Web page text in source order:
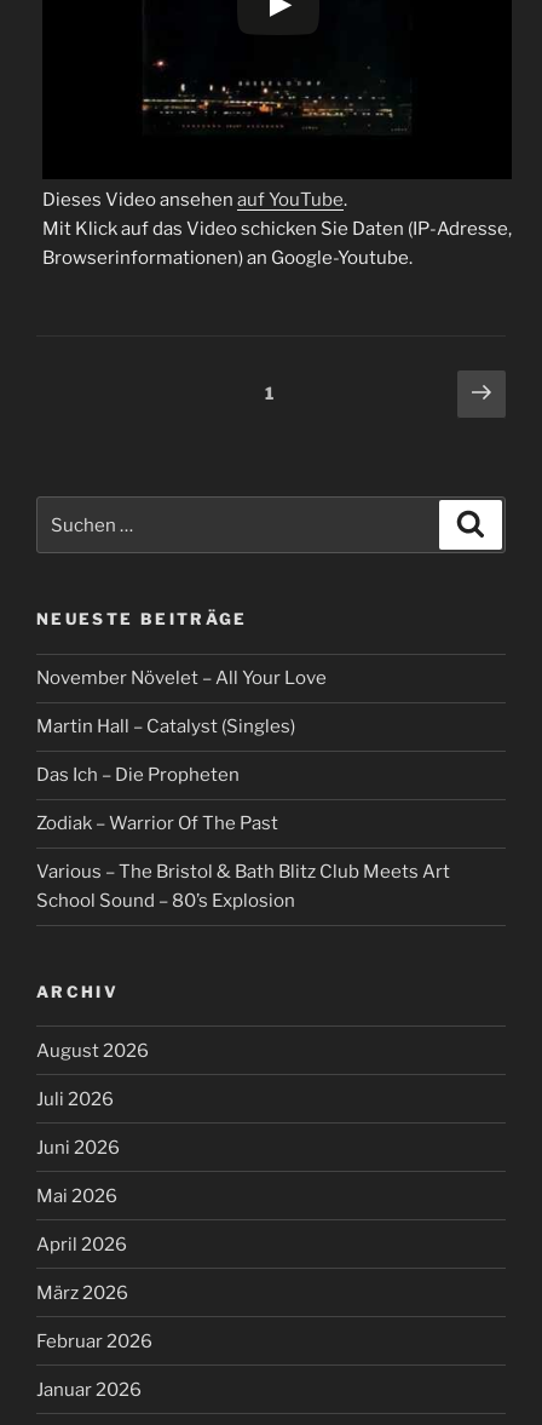
Dieses Video ansehen auf YouTube.
Mit Klick auf das Video schicken Sie Daten (IP-Adresse,
Browserinformationen) an Google-Youtube.
Seite1
nach:
NEUESTE BEITRÄGE
November Növelet – All Your Love
Martin Hall – Catalyst (Singles)
Das Ich – Die Propheten
Zodiak – Warrior Of The Past
Various – The Bristol & Bath Blitz Club Meets Art
School Sound – 80’s Explosion
ARCHIV
August 2026
Juli 2026
Juni 2026
Mai 2026
April 2026
März 2026
Februar 2026
Januar 2026